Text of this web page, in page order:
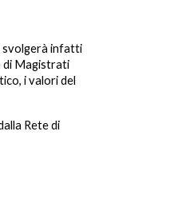
svolgerà infatti
di Magistrati
i valori del
Rete di